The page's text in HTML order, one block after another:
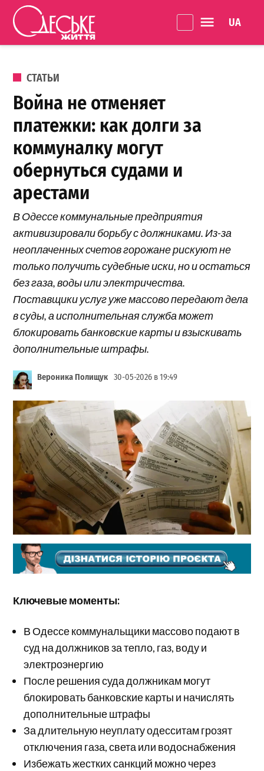
Перейти к содержанию
життя
ОПУБЛИКОВАНО В
СТАТЬИ
Война не отменяет
платежки: как долги за
коммуналку могут
обернуться судами и
арестами
В Одессе коммунальные предприятия
активизировали борьбу с должниками. Из-за
неоплаченных счетов горожане рискуют не
только получить судебные иски, но и остаться
без газа, воды или электричества.
Поставщики услуг уже массово передают дела
в суды, а исполнительная служба может
блокировать банковские карты и взыскивать
дополнительные штрафы.
Вероника Полищук 30-05-2026 в 19:49
Ключевые моменты:
В Одессе коммунальщики массово подают в
суд на должников за тепло, газ, воду и
электроэнергию
После решения суда должникам могут
блокировать банковские карты и начислять
дополнительные штрафы
За длительную неуплату одесситам грозят
отключения газа, света или водоснабжения
Избежать жестких санкций можно через